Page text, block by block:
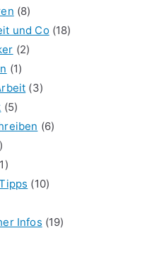
(8)
und Co(18)
(2)
(1)
(3)
(5)
(6)
(10)
Infos (19)